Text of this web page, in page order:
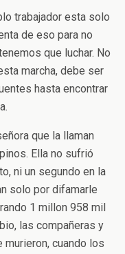
trabajador esta solo
de eso para no
que luchar. No
marcha, debe ser
hasta encontrar
que la llaman
Ella no sufrió
ni un segundo en la
solo por difamarle
1 millon 958 mil
las compañeras y
cuando los